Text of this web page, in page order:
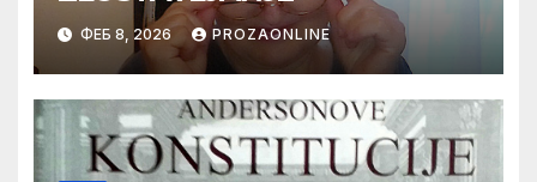
ФЕБ 8, 2026 PROZAONLINE